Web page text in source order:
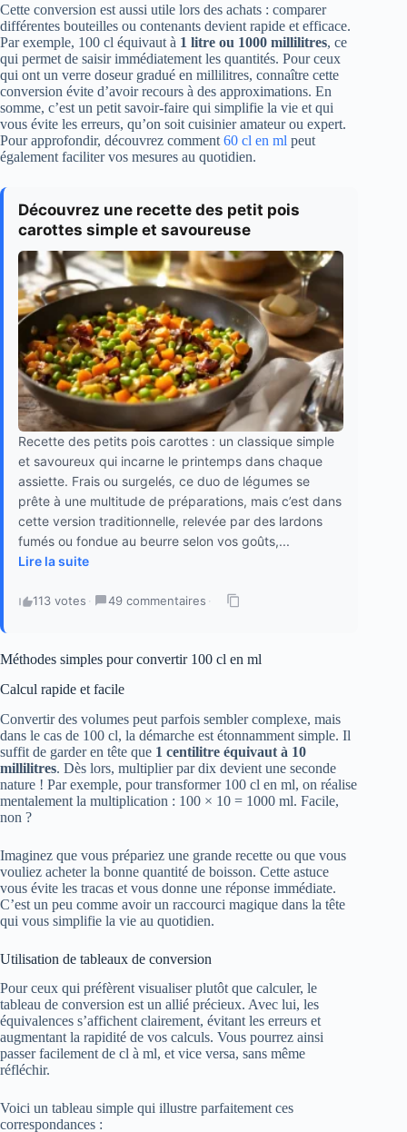
Cette conversion est aussi utile lors des achats : comparer
différentes bouteilles ou contenants devient rapide et efficace.
Par exemple, 100 cl équivaut à 1 litre ou 1000 millilitres, ce
qui permet de saisir immédiatement les quantités. Pour ceux
qui ont un verre doseur gradué en millilitres, connaître cette
conversion évite d’avoir recours à des approximations. En
somme, c’est un petit savoir-faire qui simplifie la vie et qui
vous évite les erreurs, qu’on soit cuisinier amateur ou expert.
Pour approfondir, découvrez comment 60 cl en ml peut
également faciliter vos mesures au quotidien.
Découvrez une recette des petit pois
carottes simple et savoureuse
Recette des petits pois carottes : un classique simple
et savoureux qui incarne le printemps dans chaque
assiette. Frais ou surgelés, ce duo de légumes se
prête à une multitude de préparations, mais c’est dans
cette version traditionnelle, relevée par des lardons
fumés ou fondue au beurre selon vos goûts,...
Lire la suite
113 votes · 49 commentaires ·
Méthodes simples pour convertir 100 cl en ml
Calcul rapide et facile
Convertir des volumes peut parfois sembler complexe, mais
dans le cas de 100 cl, la démarche est étonnamment simple. Il
suffit de garder en tête que 1 centilitre équivaut à 10
millilitres. Dès lors, multiplier par dix devient une seconde
nature ! Par exemple, pour transformer 100 cl en ml, on réalise
mentalement la multiplication : 100 × 10 = 1000 ml. Facile,
non ?
Imaginez que vous prépariez une grande recette ou que vous
vouliez acheter la bonne quantité de boisson. Cette astuce
vous évite les tracas et vous donne une réponse immédiate.
C’est un peu comme avoir un raccourci magique dans la tête
qui vous simplifie la vie au quotidien.
Utilisation de tableaux de conversion
Pour ceux qui préfèrent visualiser plutôt que calculer, le
tableau de conversion est un allié précieux. Avec lui, les
équivalences s’affichent clairement, évitant les erreurs et
augmentant la rapidité de vos calculs. Vous pourrez ainsi
passer facilement de cl à ml, et vice versa, sans même
réfléchir.
Voici un tableau simple qui illustre parfaitement ces
correspondances :